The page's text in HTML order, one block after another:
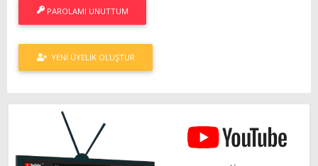
PAROLAMI UNUTTUM
YENI ÜYELIK OLUŞTUR